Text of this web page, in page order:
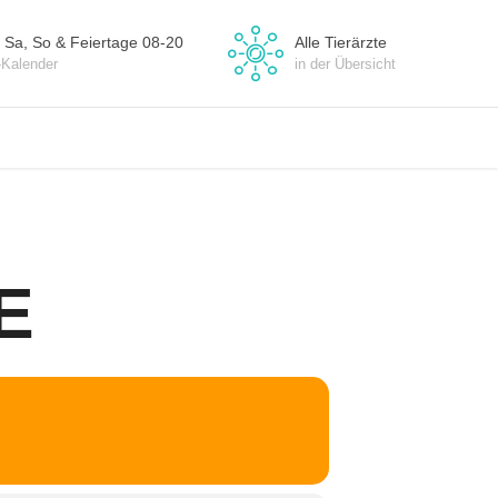
So & Feiertage 08-20 Alle Tierärzte
in der Übersicht